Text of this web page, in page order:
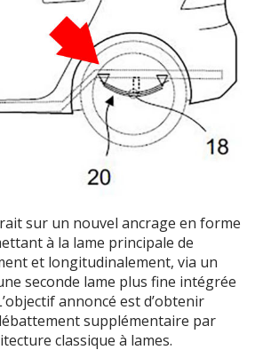
sur un nouvel ancrage en forme
à la lame principale de
et longitudinalement, via un
seconde lame plus fine intégrée
annoncé est d’obtenir
supplémentaire par
classique à lames.